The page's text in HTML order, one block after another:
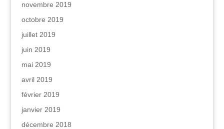
novembre 2019
octobre 2019
juillet 2019
juin 2019
mai 2019
avril 2019
février 2019
janvier 2019
décembre 2018